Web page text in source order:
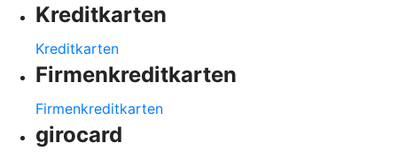
Kreditkarten
Kreditkarten
Firmenkreditkarten
Firmenkreditkarten
girocard